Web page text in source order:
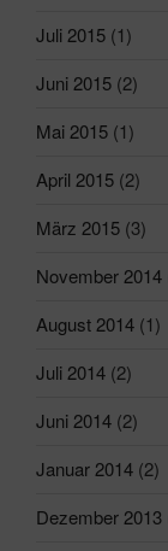
Juli 2015 (1)
Juni 2015 (2)
Mai 2015 (1)
April 2015 (2)
März 2015 (3)
November 2014
August 2014 (1)
Juli 2014 (2)
Juni 2014 (2)
Januar 2014 (2)
Dezember 2013